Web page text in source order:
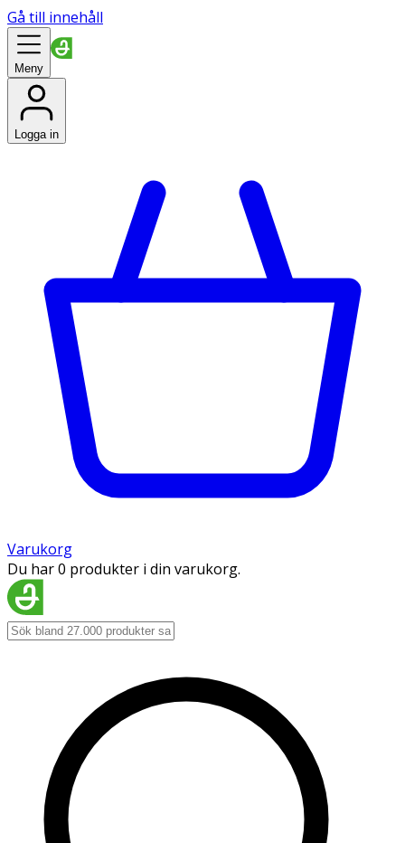
Gå till innehåll
Meny
Logga in
Varukorg
Du har 0 produkter i din varukorg.